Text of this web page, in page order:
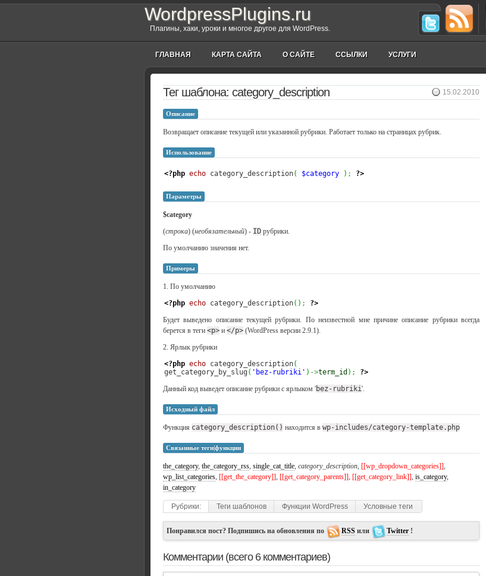
WordpressPlugins.ru
Плагины, хаки, уроки и многое другое для WordPress.
ГЛАВНАЯ КАРТА САЙТА О САЙТЕ ССЫЛКИ УСЛУГИ
Тег шаблона: category_description 15.02.2010
Описание
Возвращает описание текущей или указанной рубрики. Работает только на страницах рубрик.
Использование
<?php echo category_description( $category ) ; ?>
Параметры
$category
(строка) (необязательный) - ID рубрики.
По умолчанию значения нет.
Примеры
1. По умолчанию
<?php echo category_description( ) ;
?>
Будет выведено описание текущей рубрики. По неизвестной мне причине описание рубрики всегда
берется в теги <p> и </p> (WordPress версии 2.9.1).
2. Ярлык рубрики
<?php echo category_description(
get_category_by_slug ( 'bez-rubriki' ) ->term_id ) ;
?>
Данный код выведет описание рубрики с ярлыком 'bez-rubriki'.
Исходный файл
Функция category_description() находится в wp-includes/category-template.php
Связанные теги|функции
the_category, the_category_rss, single_cat_title, category_description, [[wp_dropdown_categories]],
wp_list_categories, [[get_the_category]], [[get_category_parents]], [[get_category_link]], is_category,
in_category
Рубрики: Теги шаблонов Функции WordPress Условные теги
Понравился пост? Подпишись на обновления по RSS или Twitter !
Комментарии (всего 6 комментариев)